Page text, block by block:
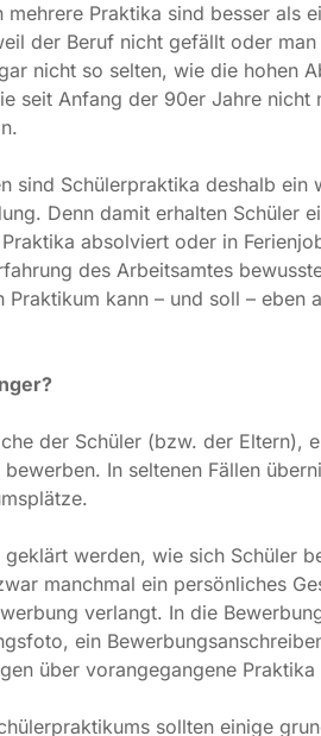
so selten, wie die hohen
der 90er Jahre nicht mehr: Mehr
Schülerpraktika deshalb ein
in Ferienjobs „Arbeitsluft“
für einen Beruf und bricht
falsche Vorstellungen über einen
In seltenen Fällen übernimmt die
werden, wie sich Schüler
manchmal ein persönliches
ein
Praktika oder andere
sollten einige
etwa den Wünschen und